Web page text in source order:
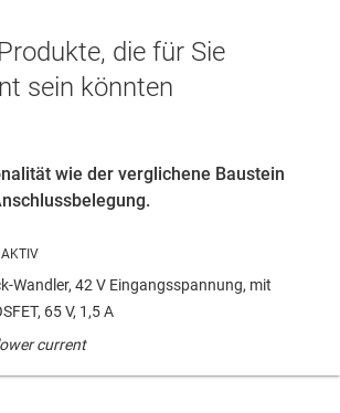
die für Sie
sein könnten
wie der verglichene Baustein
Wandler, 42 V Eingangsspannung, mit
65 V, 1,5 A
current